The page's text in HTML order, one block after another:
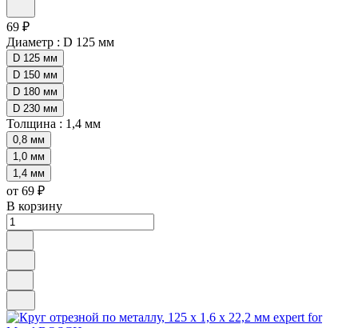
69 ₽
Диаметр : D 125 мм
D 125 мм
D 150 мм
D 180 мм
D 230 мм
Толщина : 1,4 мм
0,8 мм
1,0 мм
1,4 мм
от 69 ₽
В корзину